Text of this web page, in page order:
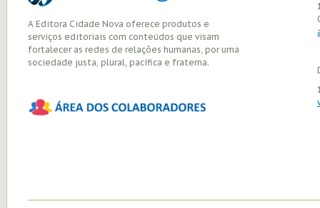
A Editora Cidade Nova oferece produtos e
serviços editoriais com conteúdos que visam
fortalecer as redes de relações humanas, por uma
sociedade justa, plural, pacífica e fraterna.